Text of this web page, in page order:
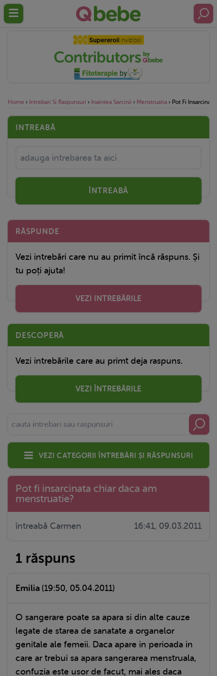
Home › Intrebari Si Raspunsuri › Inaintea Sarcinii › Menstruatia › Pot Fi
INTREABĂ
ÎNTREABĂ
RĂSPUNDE
Vezi intrebări care nu au primit încă răspuns. Și
tu poți ajuta!
VEZI INTREBĂRILE
DESCOPERĂ
Vezi intrebările care au primt deja raspuns.
VEZI ÎNTREBĂRILE
Vezi categorii întrebări și răspunsuri
Pot fi insarcinata chiar daca am
menstruatie?
întreabă Carmen 16:41, 09.03.2011
1 răspuns
Emilia (19:50, 05.04.2011)
O sangerare poate sa apara si din alte cauze
legate de starea de sanatate a organelor
genitale ale femeii. Daca apare in perioada in
care ar trebui sa apara sangerarea menstruala,
confuzia este usor de facut, mai ales daca